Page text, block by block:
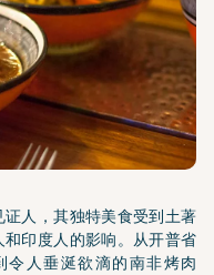
人，其独特美食受到土著
印度人的影响。从开普省
令人垂涎欲滴的南非烤肉